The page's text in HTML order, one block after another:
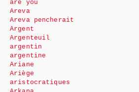
are you
Areva
Areva pencherait
Argent
Argenteuil
argentin
argentine
Ariane
Ariège
aristocratiques